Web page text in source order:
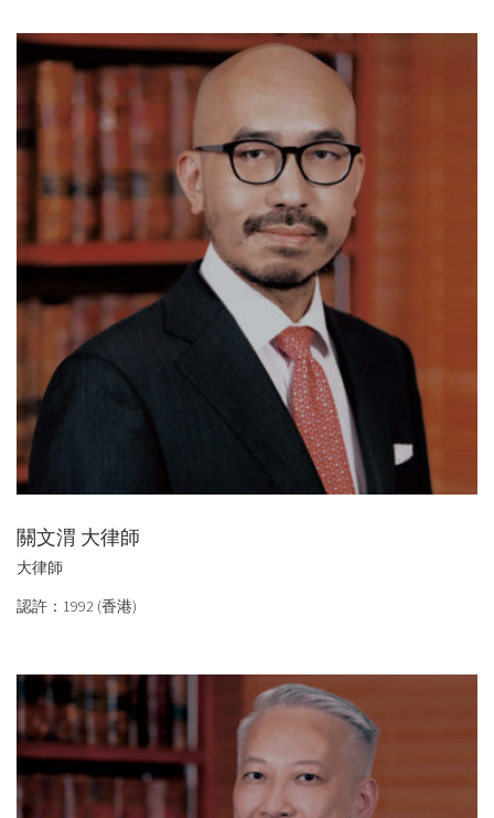
關文渭 大律師
大律師
認許：1992 (香港)